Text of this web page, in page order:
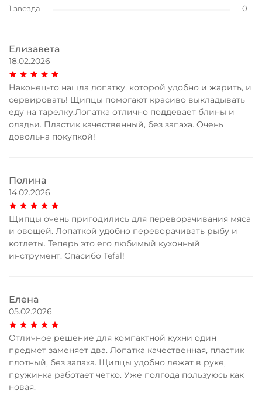
Елизавета
18.02.2026
Наконец-то нашла лопатку, которой удобно и жарить, и
сервировать! Щипцы помогают красиво выкладывать
еду на тарелку.Лопатка отлично поддевает блины и
оладьи. Пластик качественный, без запаха. Очень
довольна покупкой!
Полина
14.02.2026
Щипцы очень пригодились для переворачивания мяса
и овощей. Лопаткой удобно переворачивать рыбу и
котлеты. Теперь это его любимый кухонный
инструмент. Спасибо Tefal!
Елена
05.02.2026
Отличное решение для компактной кухни один
предмет заменяет два. Лопатка качественная, пластик
плотный, без запаха. Щипцы удобно лежат в руке,
пружинка работает чётко. Уже полгода пользуюсь как
новая.
1 звезда
0